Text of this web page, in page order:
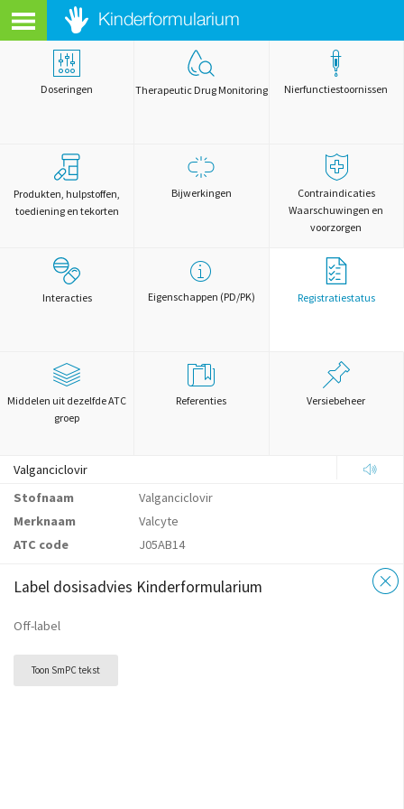
Doseringen Therapeutic Drug Monitoring Nierfunctiestoornissen
Produkten, hulpstoffen,
toediening en tekorten
Bijwerkingen
Contraindicaties
Waarschuwingen en
voorzorgen
Interacties Eigenschappen (PD/PK) Registratiestatus
Middelen uit dezelfde ATC
groep
Referenties Versiebeheer
Valganciclovir
Stofnaam
Valganciclovir
Merknaam
Valcyte
ATC code
J05AB14
Label dosisadvies Kinderformularium
Off-label
Toon SmPC tekst